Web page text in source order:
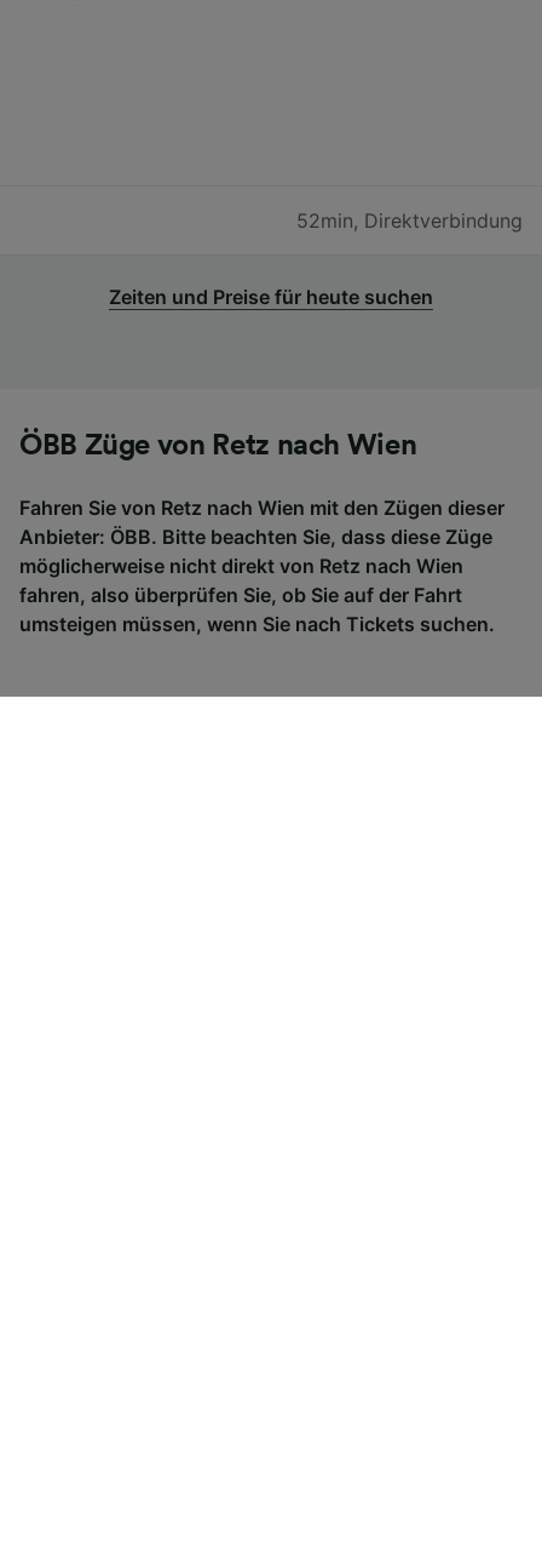
52min, Direktverbindung
Zeiten und Preise für heute suchen
ÖBB Züge von Retz nach Wien
Fahren Sie von Retz nach Wien mit den Zügen dieser
Anbieter: ÖBB. Bitte beachten Sie, dass diese Züge
möglicherweise nicht direkt von Retz nach Wien
fahren, also überprüfen Sie, ob Sie auf der Fahrt
umsteigen müssen, wenn Sie nach Tickets suchen.